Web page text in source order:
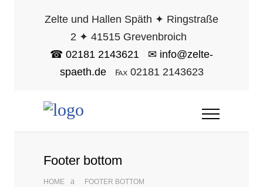
Zelte und Hallen Späth ✦ Ringstraße
2 ✦ 41515 Grevenbroich
☎ 02181 2143621
✉ info@zelte-
spaeth.de℻ 02181 2143623
Footer bottom
HOME FOOTER BOTTOM